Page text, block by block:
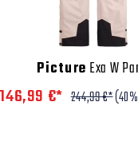
Picture Exa W
146,99 €* 244,99 €*